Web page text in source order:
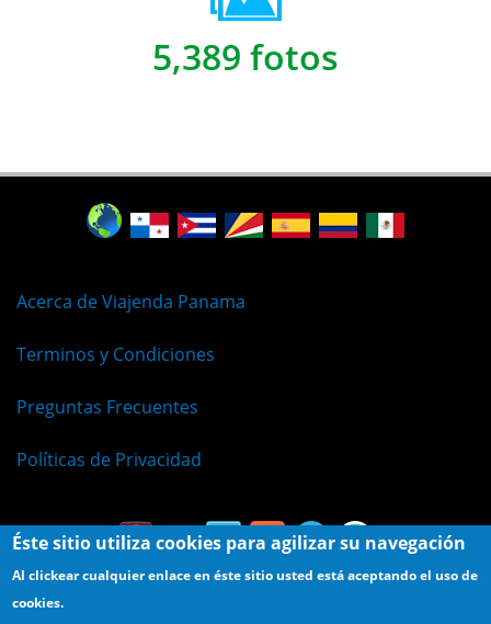
5,389 fotos
Acerca de Viajenda Panama
Terminos y Condiciones
Preguntas Frecuentes
Políticas de Privacidad
Éste sitio utiliza cookies para agilizar su navegación
Al clickear cualquier enlace en éste sitio usted está aceptando el uso de
cookies.